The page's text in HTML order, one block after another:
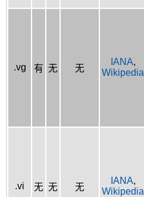
.vg 有 无 无
IANA,
Wikipedia
.vi 无 无 无
IANA,
Wikipedia